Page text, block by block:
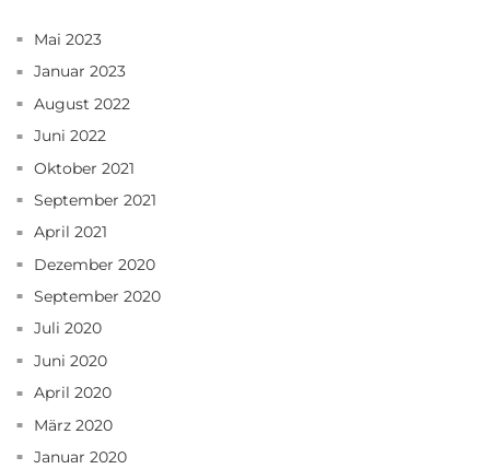
Mai 2023
Januar 2023
August 2022
Juni 2022
Oktober 2021
September 2021
April 2021
Dezember 2020
September 2020
Juli 2020
Juni 2020
April 2020
März 2020
Januar 2020